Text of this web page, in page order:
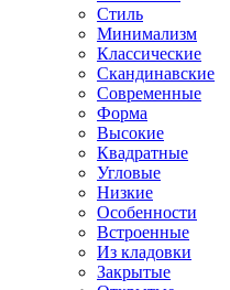
Стиль
Минимализм
Классические
Скандинавские
Современные
Форма
Высокие
Квадратные
Угловые
Низкие
Особенности
Встроенные
Из кладовки
Закрытые